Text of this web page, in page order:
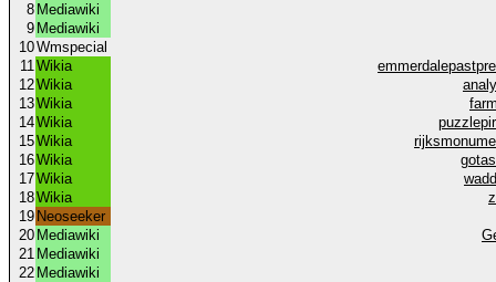
8 Mediawiki
9 Mediawiki
10Wmspecial
11Wikia
12Wikia
13Wikia
14Wikia
15Wikia
16Wikia
17Wikia
18Wikia
19 Neoseeker
20 Mediawiki
21 Mediawiki
22 Mediawiki